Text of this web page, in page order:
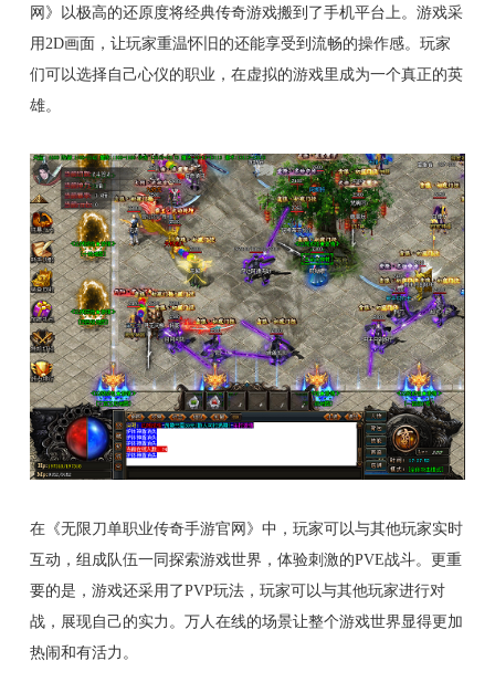
网》以极高的还原度将经典传奇游戏搬到了手机平台上。游戏采
用2D画面，让玩家重温怀旧的还能享受到流畅的操作感。玩家
们可以选择自己心仪的职业，在虚拟的游戏里成为一个真正的英
雄。
在《无限刀单职业传奇手游官网》中，玩家可以与其他玩家实时
互动，组成队伍一同探索游戏世界，体验刺激的PVE战斗。更重
要的是，游戏还采用了PVP玩法，玩家可以与其他玩家进行对
战，展现自己的实力。万人在线的场景让整个游戏世界显得更加
热闹和有活力。